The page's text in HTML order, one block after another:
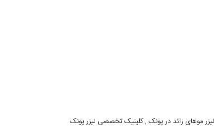
لیزر موهای زائد در پونک , کلینیک تخصصی لیزر پونک